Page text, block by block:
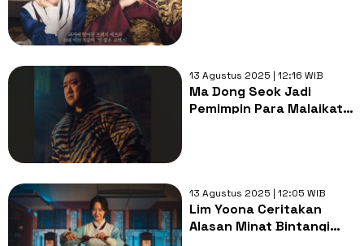
13 Agustus 2025 | 12:16 WIB
Ma Dong Seok Jadi
Pemimpin Para Malaikat
13 Agustus 2025 | 12:05 WIB
Lim Yoona Ceritakan
Alasan Minat Bintangi